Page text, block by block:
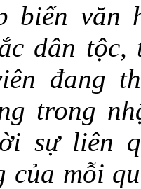
biến văn
dân tộc,
đang
trong
sự liên
của mỗi